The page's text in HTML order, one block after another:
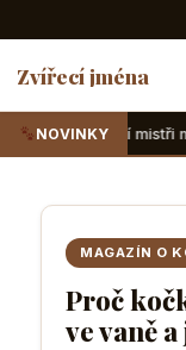
Zvířecí jména
NOVINKY
maskování, které v
MAGAZÍN O
Proč
ve vaně